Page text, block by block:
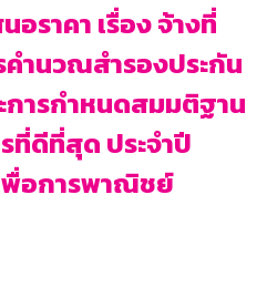
อราคา เรื่อง จ้างที่
ำนวณสำรองประกัน
การกำหนดสมมติฐาน
ที่ดีที่สุด ประจำปี
พื่อการพาณิชย์